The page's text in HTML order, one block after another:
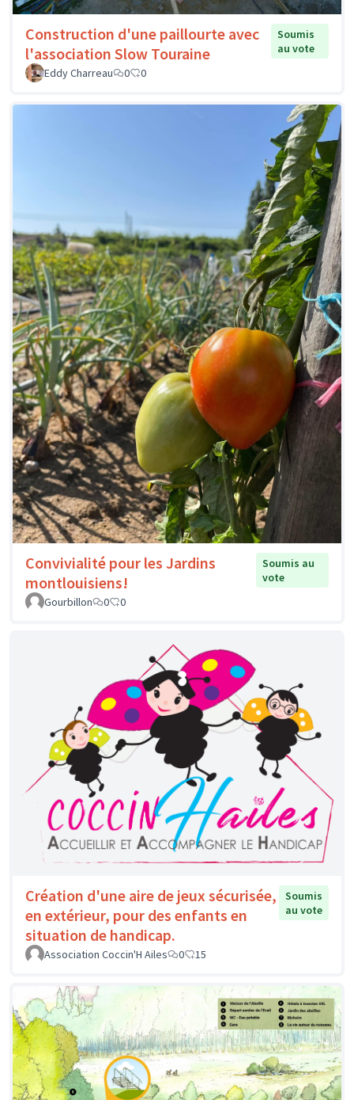
Construction d'une paillourte avec
l'association Slow Touraine
Soumis
au vote
Eddy Charreau
0 0
Convivialité pour les Jardins
montlouisiens!
Soumis au
vote
Gourbillon
0 0
Création d'une aire de jeux sécurisée,
en extérieur, pour des enfants en
situation de handicap.
Soumis
au vote
Association Coccin'H Ailes 0 15